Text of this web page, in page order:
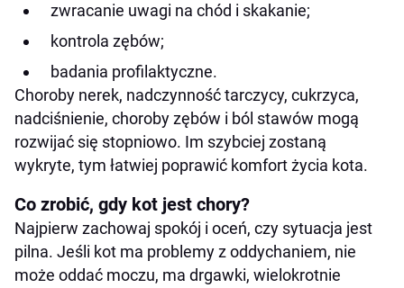
zwracanie uwagi na chód i skakanie;
kontrola zębów;
badania profilaktyczne.
Choroby nerek, nadczynność tarczycy, cukrzyca,
nadciśnienie, choroby zębów i ból stawów mogą
rozwijać się stopniowo. Im szybciej zostaną
wykryte, tym łatwiej poprawić komfort życia kota.
Co zrobić, gdy kot jest chory?
Najpierw zachowaj spokój i oceń, czy sytuacja jest
pilna. Jeśli kot ma problemy z oddychaniem, nie
może oddać moczu, ma drgawki, wielokrotnie